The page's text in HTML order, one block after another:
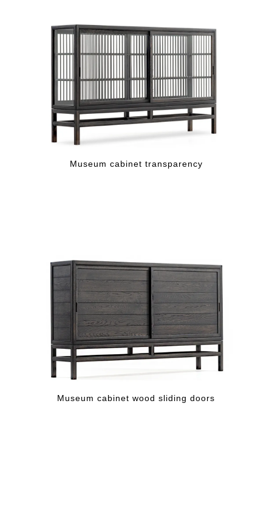
Museum cabinet transparency
Museum cabinet wood sliding doors